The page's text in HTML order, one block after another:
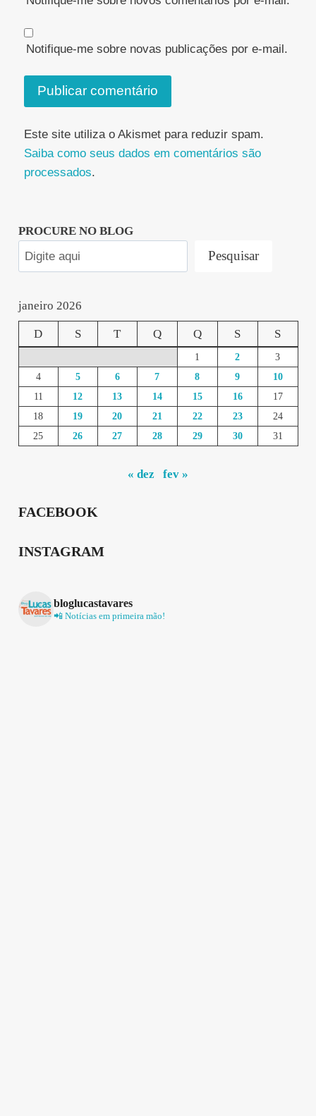
Notifique-me sobre novas publicações por e-mail.
Este site utiliza o Akismet para reduzir spam.
Saiba como seus dados em comentários são
processados.
PROCURE NO BLOG
Pesquisar
janeiro 2026
D S T Q Q S S
1 2
3
4
5 6 7 8 9
10
11
12 13 14 15 16
17
18
19 20 21 22 23
24
25
26 27 28 29 30 31
« dez fev »
FACEBOOK
INSTAGRAM
bloglucastavares
📲 Notícias em primeira mão!